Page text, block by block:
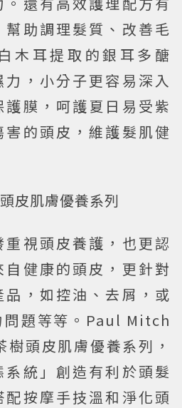
助調理髮質、改善毛
木耳提取的銀耳多醣
，小分子更容易深入
膜，呵護夏日易受紫
的頭皮，維護髮肌健
皮肌膚優養系列
視頭皮養護，也更認
健康的頭皮，更針對
，如控油、去屑，或
問題等等。Paul Mitch
頭皮肌膚優養系列，
統」創造有利於頭髮
按摩手技溫和淨化頭